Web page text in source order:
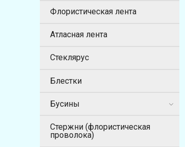
Флористическая лента
Атласная лента
Стеклярус
Блестки
Бусины
Стержни (флористическая
проволока)